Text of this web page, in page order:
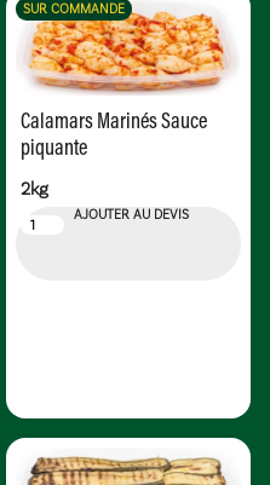
Calamars Marinés Sauce
piquante
2kg
AJOUTER AU DEVIS
SUR COMMANDE